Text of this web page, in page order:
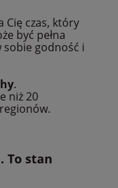
Cię czas, który
być pełna
sobie godność i
.
niż 20
To stan